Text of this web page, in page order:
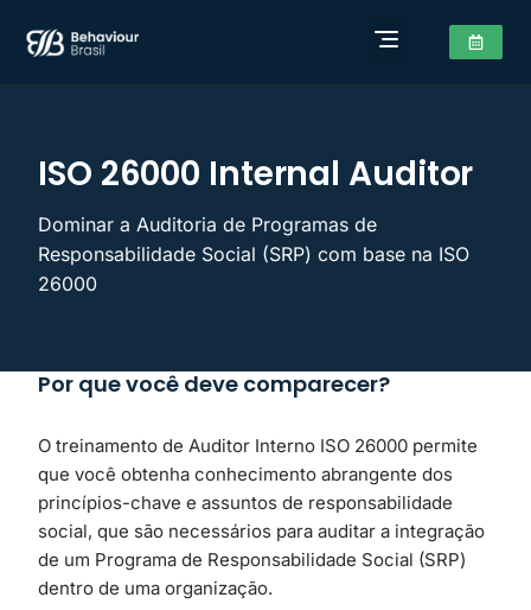
ISO 26000 Internal Auditor
Dominar a Auditoria de Programas de
Responsabilidade Social (SRP) com base na ISO
26000
Por que você deve comparecer?
O treinamento de Auditor Interno ISO 26000 permite
que você obtenha conhecimento abrangente dos
princípios-chave e assuntos de responsabilidade
social, que são necessários para auditar a integração
de um Programa de Responsabilidade Social (SRP)
dentro de uma organização.